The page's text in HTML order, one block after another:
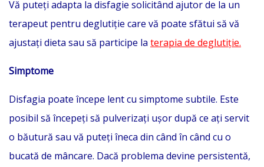
Vă puteți adapta la disfagie solicitând ajutor de la un
terapeut pentru deglutiție care vă poate sfătui să vă
ajustați dieta sau să participe la terapia de deglutiție.
Simptome
Disfagia poate începe lent cu simptome subtile. Este
posibil să începeți să pulverizați ușor după ce ați servit
o băutură sau vă puteți îneca din când în când cu o
bucată de mâncare. Dacă problema devine persistentă,